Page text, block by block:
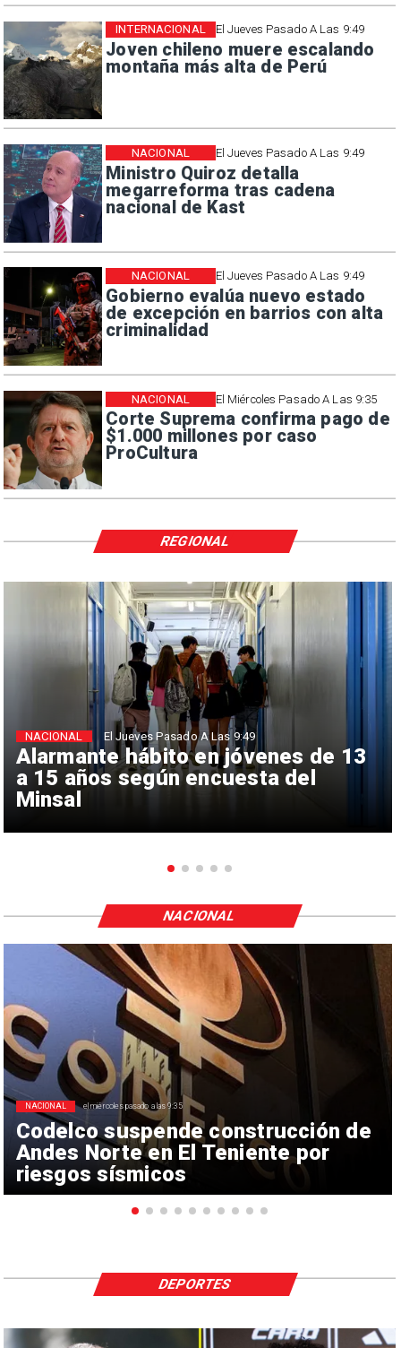
El Jueves Pasado A Las 9:49
Joven chileno muere escalando
montaña más alta de Perú
INTERNACIONAL
El Jueves Pasado A Las 9:49
Ministro Quiroz detalla
megarreforma tras cadena
nacional de Kast
NACIONAL
El Jueves Pasado A Las 9:49
Gobierno evalúa nuevo estado
de excepción en barrios con alta
criminalidad
NACIONAL
El Miércoles Pasado A Las 9:35
Corte Suprema confirma pago de
$1.000 millones por caso
ProCultura
NACIONAL
Alarmante hábito en jóvenes de 13
a 15 años según encuesta del
Minsal
NACIONAL El Jueves Pasado A Las 9:49
REGIONAL
Codelco suspende construcción de
Andes Norte en El Teniente por
riesgos sísmicos
NACIONAL el miércoles pasado a las 9:35
NACIONAL
DEPORTES